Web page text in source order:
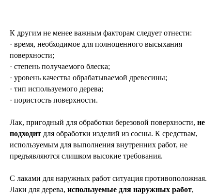
К другим не менее важным факторам следует отнести:
· время, необходимое для полноценного высыхания
поверхности;
· степень получаемого блеска;
· уровень качества обрабатываемой древесины;
· тип используемого дерева;
· пористость поверхности.
Лак, пригодный для обработки березовой поверхности, не
подходит для обработки изделий из сосны. К средствам,
используемым для выполнения внутренних работ, не
предъявляются слишком высокие требования.
С лаками для наружных работ ситуация противоположная.
Лаки для дерева, используемые для наружных работ,